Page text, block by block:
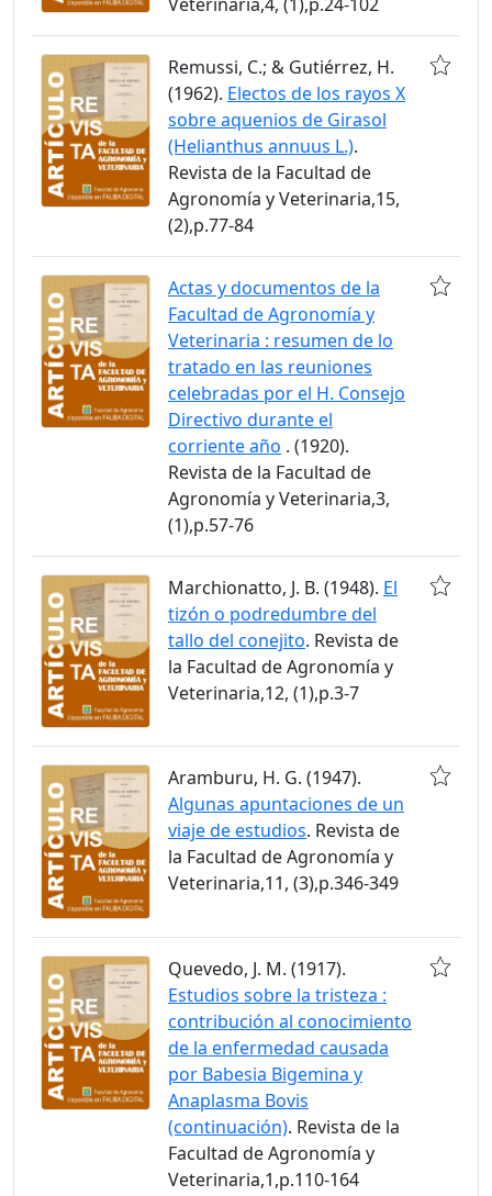
Remussi, C.; & Gutiérrez, H.
(1962). Electos de los rayos X
sobre aquenios de Girasol
(Helianthus annuus L.).
Revista de la Facultad de
Agronomía y Veterinaria,15,
(2),p.77-84
Actas y documentos de la
Facultad de Agronomía y
Veterinaria : resumen de lo
tratado en las reuniones
celebradas por el H. Consejo
Directivo durante el
corriente año . (1920).
Revista de la Facultad de
Agronomía y Veterinaria,3,
(1),p.57-76
Marchionatto, J. B. (1948). El
tizón o podredumbre del
tallo del conejito. Revista de
la Facultad de Agronomía y
Veterinaria,12, (1),p.3-7
Aramburu, H. G. (1947).
Algunas apuntaciones de un
viaje de estudios. Revista de
la Facultad de Agronomía y
Veterinaria,11, (3),p.346-349
Quevedo, J. M. (1917).
Estudios sobre la tristeza :
contribución al conocimiento
de la enfermedad causada
por Babesia Bigemina y
Anaplasma Bovis
(continuación). Revista de la
Facultad de Agronomía y
Veterinaria,1,p.110-164